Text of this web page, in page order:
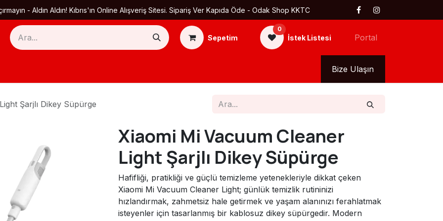
- Aldın Aldın! Kıbrıs'ın Online Alışveriş Sitesi. Sipariş Ver Kapıda Öde - Odak Shop KKTC
Sepetim
0
İstek Listesi Portal
Bize Ulaşın
Şarjlı Dikey Süpürge
Xiaomi Mi Vacuum Cleaner
Light Şarjlı Dikey Süpürge
Hafifliği, pratikliği ve güçlü temizleme yetenekleriyle dikkat çeken
Xiaomi Mi Vacuum Cleaner Light; günlük temizlik rutininizi
hızlandırmak, zahmetsiz hale getirmek ve yaşam alanınızı ferahlatmak
isteyenler için tasarlanmış bir kablosuz dikey süpürgedir. Modern